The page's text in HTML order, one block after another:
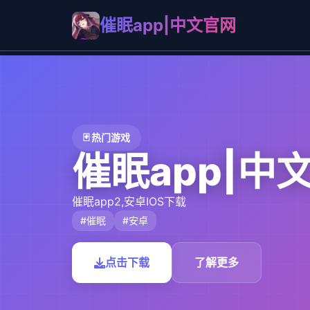
催眠app|中文官网
🃏 热门游戏
催眠app|中
催眠app2,安卓IOS下载
#催眠 #安卓
点击下载 了解更多